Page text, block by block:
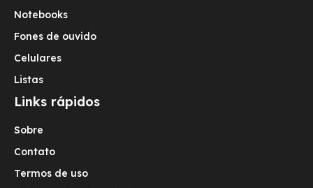
Notebooks
Fones de ouvido
Celulares
Listas
Links rápidos
Sobre
Contato
Termos de uso